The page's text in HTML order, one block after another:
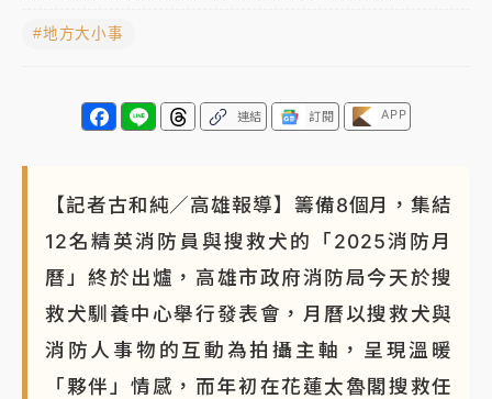
押庭
雨熱區曝
#地方大小事
連結 訂閱 APP
【記者古和純／高雄報導】籌備8個月，集結
12名精英消防員與搜救犬的「2025消防月
曆」終於出爐，高雄市政府消防局今天於搜
救犬馴養中心舉行發表會，月曆以搜救犬與
消防人事物的互動為拍攝主軸，呈現溫暖
「夥伴」情感，而年初在花蓮太魯閣搜救任